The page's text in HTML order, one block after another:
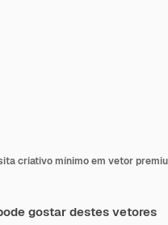
gostar destes vetores